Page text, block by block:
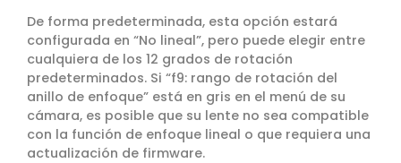
De forma predeterminada, esta opción estará
configurada en “No lineal”, pero puede elegir entre
cualquiera de los 12 grados de rotación
predeterminados. Si “f9: rango de rotación del
anillo de enfoque” está en gris en el menú de su
cámara, es posible que su lente no sea compatible
con la función de enfoque lineal o que requiera una
actualización de firmware.